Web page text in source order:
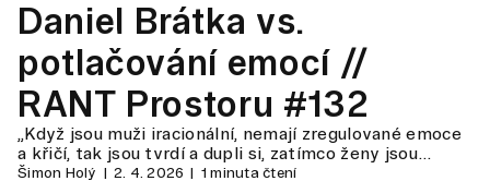
Daniel Brátka vs.
potlačování emocí //
RANT Prostoru #132
„Když jsou muži iracionální, nemají zregulované emoce
a křičí, tak jsou tvrdí a dupli si, zatímco ženy jsou…
Šimon Holý 2. 4. 2026 1 minuta čtení